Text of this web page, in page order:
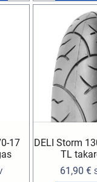
17
DELI Storm
TL
61,90€